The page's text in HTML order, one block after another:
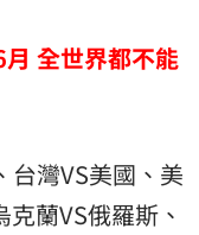
月 全世界都不能
台灣VS美國、美
蘭VS俄羅斯、